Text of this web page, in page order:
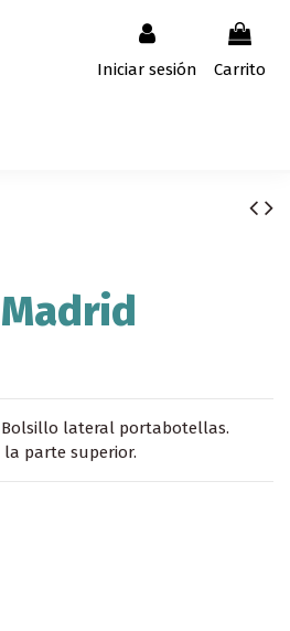
Iniciar sesión Carrito
lateral portabotellas.
la parte superior.